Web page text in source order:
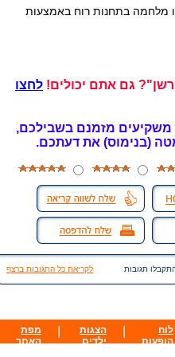
מלחמה בתחנות רוח באמצעות
גם אתם יכולים! לחצו
משקיעים מזמנם בשבילכם,
(בנימוס) את דעתכם.
תגובות לקריאת כל התגובות ברצף
לוח
הופעות
הצגות
ילדים
מפת
האתר